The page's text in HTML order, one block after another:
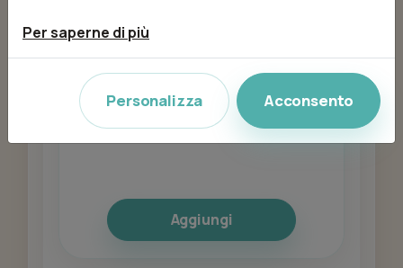
BALAYAGE - LUNGO
da 50,00 € 50min
Aggiungi
Per saperne di più
Personalizza Acconsento